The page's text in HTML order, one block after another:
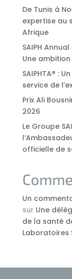
De Tunis à
expertise au
Afrique
SAIPH
Une
SAIPHTA® :
service de
Prix Ali
2026
Le Groupe
officielle de
Un
sur Une
de la santé
Laboratoires